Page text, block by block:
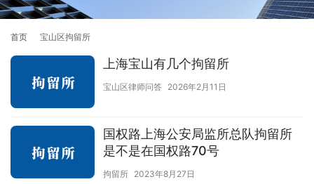
首页 宝山区拘留所
上海宝山有几个拘留所
宝山区律师问答 2026年2月11日
国权路上海公安局监所总队拘留所
是不是在国权路70号
拘留所 2023年8月27日